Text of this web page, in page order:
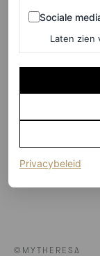
©MYTHERESA
Sociale media
Sociale
Laten zien
Privacybeleid